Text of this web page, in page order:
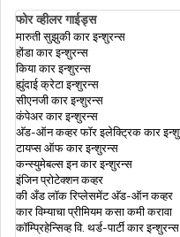
कार इन्शुरन्समध्ये लॉस
आयडीव्ही
फोर व्हीलर गाईड्स
मारुती सुझुकी कार इन्शुरन्स
होंडा कार इन्शुरन्स
किया कार इन्शुरन्स
ह्युंदाई क्रेटा इन्शुरन्स
सीएनजी कार इन्शुरन्स
कंपेअर कार इन्शुरन्स
अ‍ॅड-ऑन कव्हर फॉर इलेक्ट्रिक कार
टायप्स ऑफ कार इन्शुरन्स
कन्स्युमेबल्स इन कार इन्शुरन्स
इंजिन प्रोटेक्शन कव्हर
की अँड लॉक रिप्लेसमेंट अ‍ॅड-ऑन कव्हर
कार विम्याचा प्रीमियम कसा कमी करावा
कॉम्प्रिहेन्सिव्ह वि. थर्ड-पार्टी कार इन्शुरन्स